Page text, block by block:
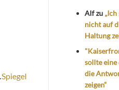
Spiegel
Alfzu
nicht auf
Haltung
sollte eine
die
zeigen“